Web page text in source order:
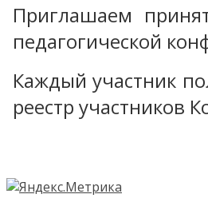
Приглашаем
педагогической
Каждый участник
реестр участников